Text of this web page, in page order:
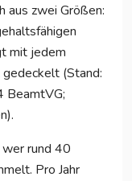
aus zwei Größen:
mit jedem
(Stand:
BeamtVG;
rund 40
Pro Jahr